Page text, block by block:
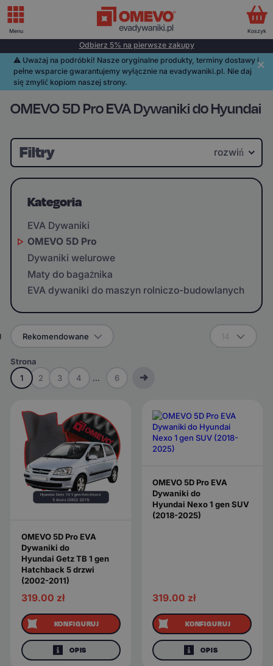
Odbierz 5% na pierwsze zakupy
⚠️️ Uważaj na podróbki! Nasze oryginalne produkty, terminy dostawy i
pełne wsparcie gwarantujemy wyłącznie na evadywaniki.pl. Nie daj
się zmylić kopiom naszej strony.
OMEVO 5D Pro EVA Dywaniki do Hyundai
Filtry rozwiń
Kategoria
EVA Dywaniki
OMEVO 5D Pro
Dywaniki welurowe
Maty do bagażnika
EVA dywaniki do maszyn rolniczo-budowlanych
Strona
1
2 3 4 ... 6
Rekomendowane
OMEVO 5D Pro EVA
Dywaniki do
Hyundai Getz TB 1 gen
Hatchback 5 drzwi
(2002-2011)
319.00 zł
KONFIGURUJ
OPIS
OMEVO 5D Pro EVA
Dywaniki do
Hyundai Nexo 1 gen SUV
(2018-2025)
319.00 zł
KONFIGURUJ
OPIS
Menu Koszyk